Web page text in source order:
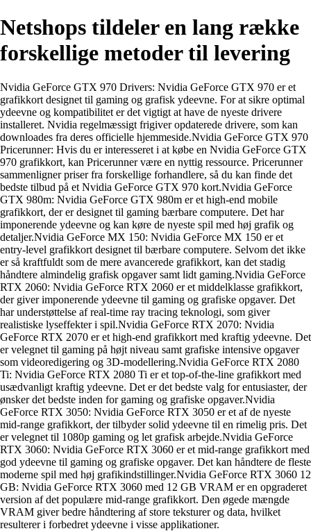
Netshops tildeler en lang række
forskellige metoder til levering
Nvidia GeForce GTX 970 Drivers: Nvidia GeForce GTX 970 er et
grafikkort designet til gaming og grafisk ydeevne. For at sikre optimal
ydeevne og kompatibilitet er det vigtigt at have de nyeste drivere
installeret. Nvidia regelmæssigt frigiver opdaterede drivere, som kan
downloades fra deres officielle hjemmeside.Nvidia GeForce GTX 970
Pricerunner: Hvis du er interesseret i at købe en Nvidia GeForce GTX
970 grafikkort, kan Pricerunner være en nyttig ressource. Pricerunner
sammenligner priser fra forskellige forhandlere, så du kan finde det
bedste tilbud på et Nvidia GeForce GTX 970 kort.Nvidia GeForce
GTX 980m: Nvidia GeForce GTX 980m er et high-end mobile
grafikkort, der er designet til gaming bærbare computere. Det har
imponerende ydeevne og kan køre de nyeste spil med høj grafik og
detaljer.Nvidia GeForce MX 150: Nvidia GeForce MX 150 er et
entry-level grafikkort designet til bærbare computere. Selvom det ikke
er så kraftfuldt som de mere avancerede grafikkort, kan det stadig
håndtere almindelig grafisk opgaver samt lidt gaming.Nvidia GeForce
RTX 2060: Nvidia GeForce RTX 2060 er et middelklasse grafikkort,
der giver imponerende ydeevne til gaming og grafiske opgaver. Det
har understøttelse af real-time ray tracing teknologi, som giver
realistiske lyseffekter i spil.Nvidia GeForce RTX 2070: Nvidia
GeForce RTX 2070 er et high-end grafikkort med kraftig ydeevne. Det
er velegnet til gaming på højt niveau samt grafiske intensive opgaver
som videoredigering og 3D-modellering.Nvidia GeForce RTX 2080
Ti: Nvidia GeForce RTX 2080 Ti er et top-of-the-line grafikkort med
usædvanligt kraftig ydeevne. Det er det bedste valg for entusiaster, der
ønsker det bedste inden for gaming og grafiske opgaver.Nvidia
GeForce RTX 3050: Nvidia GeForce RTX 3050 er et af de nyeste
mid-range grafikkort, der tilbyder solid ydeevne til en rimelig pris. Det
er velegnet til 1080p gaming og let grafisk arbejde.Nvidia GeForce
RTX 3060: Nvidia GeForce RTX 3060 er et mid-range grafikkort med
god ydeevne til gaming og grafiske opgaver. Det kan håndtere de fleste
moderne spil med høj grafikindstillinger.Nvidia GeForce RTX 3060 12
GB: Nvidia GeForce RTX 3060 med 12 GB VRAM er en opgraderet
version af det populære mid-range grafikkort. Den øgede mængde
VRAM giver bedre håndtering af store teksturer og data, hvilket
resulterer i forbedret ydeevne i visse applikationer.